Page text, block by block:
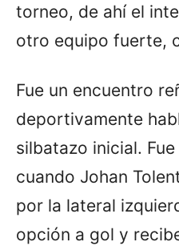
torneo, de ahí el
otro equipo fuerte,
Fue un encuentro
deportivamente
silbatazo inicial.
cuando Johan
por la lateral
opción a gol y